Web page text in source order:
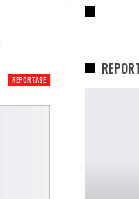
REPORTASE